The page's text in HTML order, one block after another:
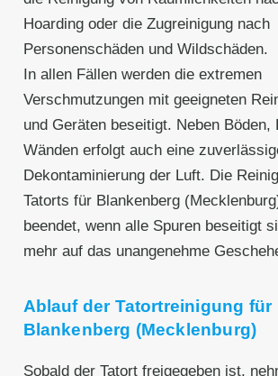
Hoarding oder die Zugreinigung nach
Personenschäden und Wildschäden.
In allen Fällen werden die extremen
Verschmutzungen mit geeigneten
und Geräten beseitigt. Neben Böden,
Wänden erfolgt auch eine
Dekontaminierung der Luft. Die
Tatorts für Blankenberg
beendet, wenn alle Spuren beseitigt
mehr auf das unangenehme
Ablauf der Tatortreinigung für
Blankenberg (Mecklenburg)
Sobald der Tatort freigegeben ist,